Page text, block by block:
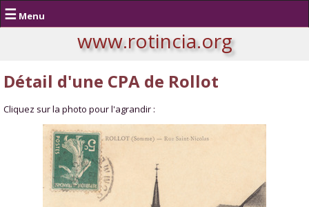
☰ Menu
www.rotincia.org
Détail d'une CPA de Rollot
Cliquez sur la photo pour l'agrandir :